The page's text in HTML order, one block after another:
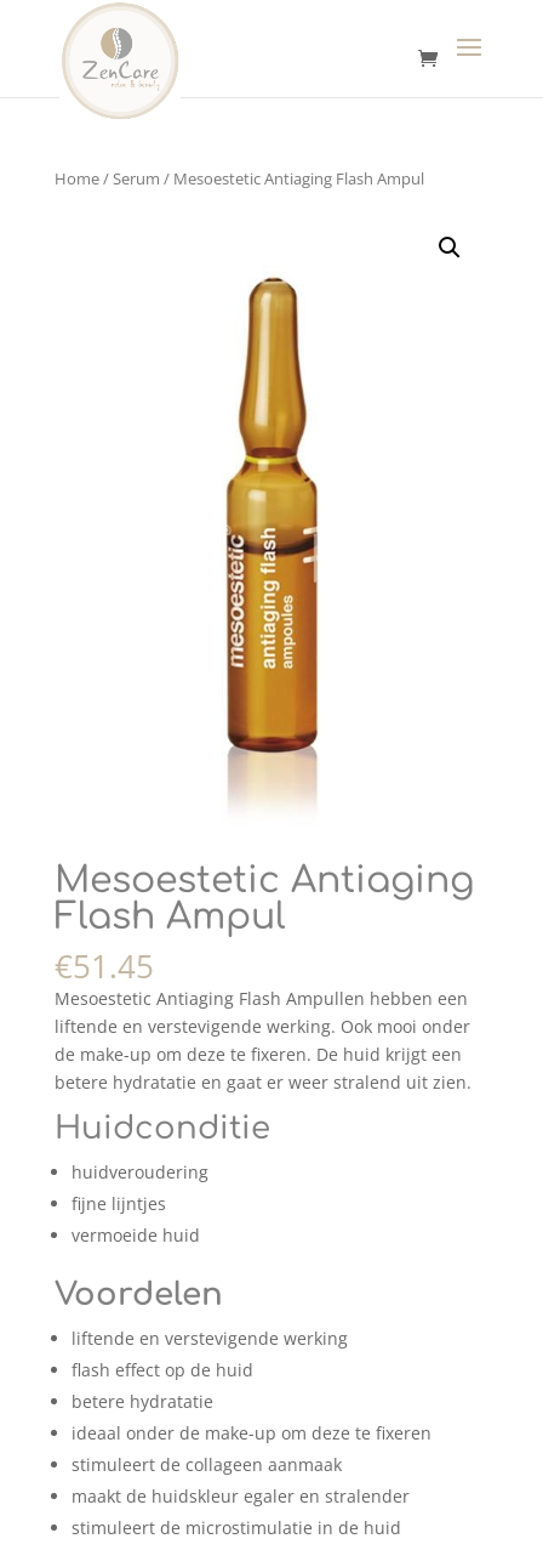
Home/Serum / Mesoestetic Antiaging Flash Ampul
Mesoestetic Antiaging
Flash Ampul
€51.45
Mesoestetic Antiaging Flash Ampullen hebben een
liftende en verstevigende werking. Ook mooi onder
de make-up om deze te fixeren. De huid krijgt een
betere hydratatie en gaat er weer stralend uit zien.
Huidconditie
huidveroudering
fijne lijntjes
vermoeide huid
Voordelen
liftende en verstevigende werking
flash effect op de huid
betere hydratatie
ideaal onder de make-up om deze te fixeren
stimuleert de collageen aanmaak
maakt de huidskleur egaler en stralender
stimuleert de microstimulatie in de huid